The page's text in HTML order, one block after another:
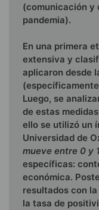
(comunicación y
pandemia).
En una primera
extensiva y
aplicaron desde
Luego, se
de estas
ello se utilizó un
Universidad de
mueve entre 0 y
específicas:
económica.
resultados con
la tasa de